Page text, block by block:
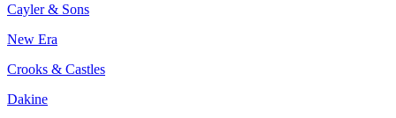
Cayler & Sons
New Era
Crooks & Castles
Dakine